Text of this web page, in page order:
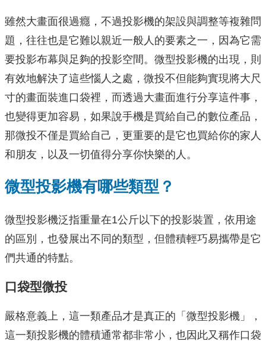
雖然大畫面很過癮，不過投影機的架設與調整等複雜問
題，往往也是它難以親近一般人的要素之一，因為它需
要投影布幕與足夠的投影空間。微型投影機的出現，則
有效地解決了這些惱人之處，微投不但能夠實現將大尺
寸的畫面裝進口袋裡，而透過大畫面進行分享這件事，
也變得更加容易，如果說手機是買給自己的數位產品，
那微投不僅是買給自己，更重要的是它也買給你的家人
和朋友，以及一切值得分享你快樂的人。
微型投影機有哪些類型？
微型投影機泛指重量在1公斤以下的投影裝置，依用途
的區別，也發展出不同的類型，但體積輕巧易攜帶是它
們共通的特點。
口袋型微投
嚴格意義上，這一類產品才是真正的「微型投影機」，
這一類投影機的體積通常都非常小，也因此又稱作口袋